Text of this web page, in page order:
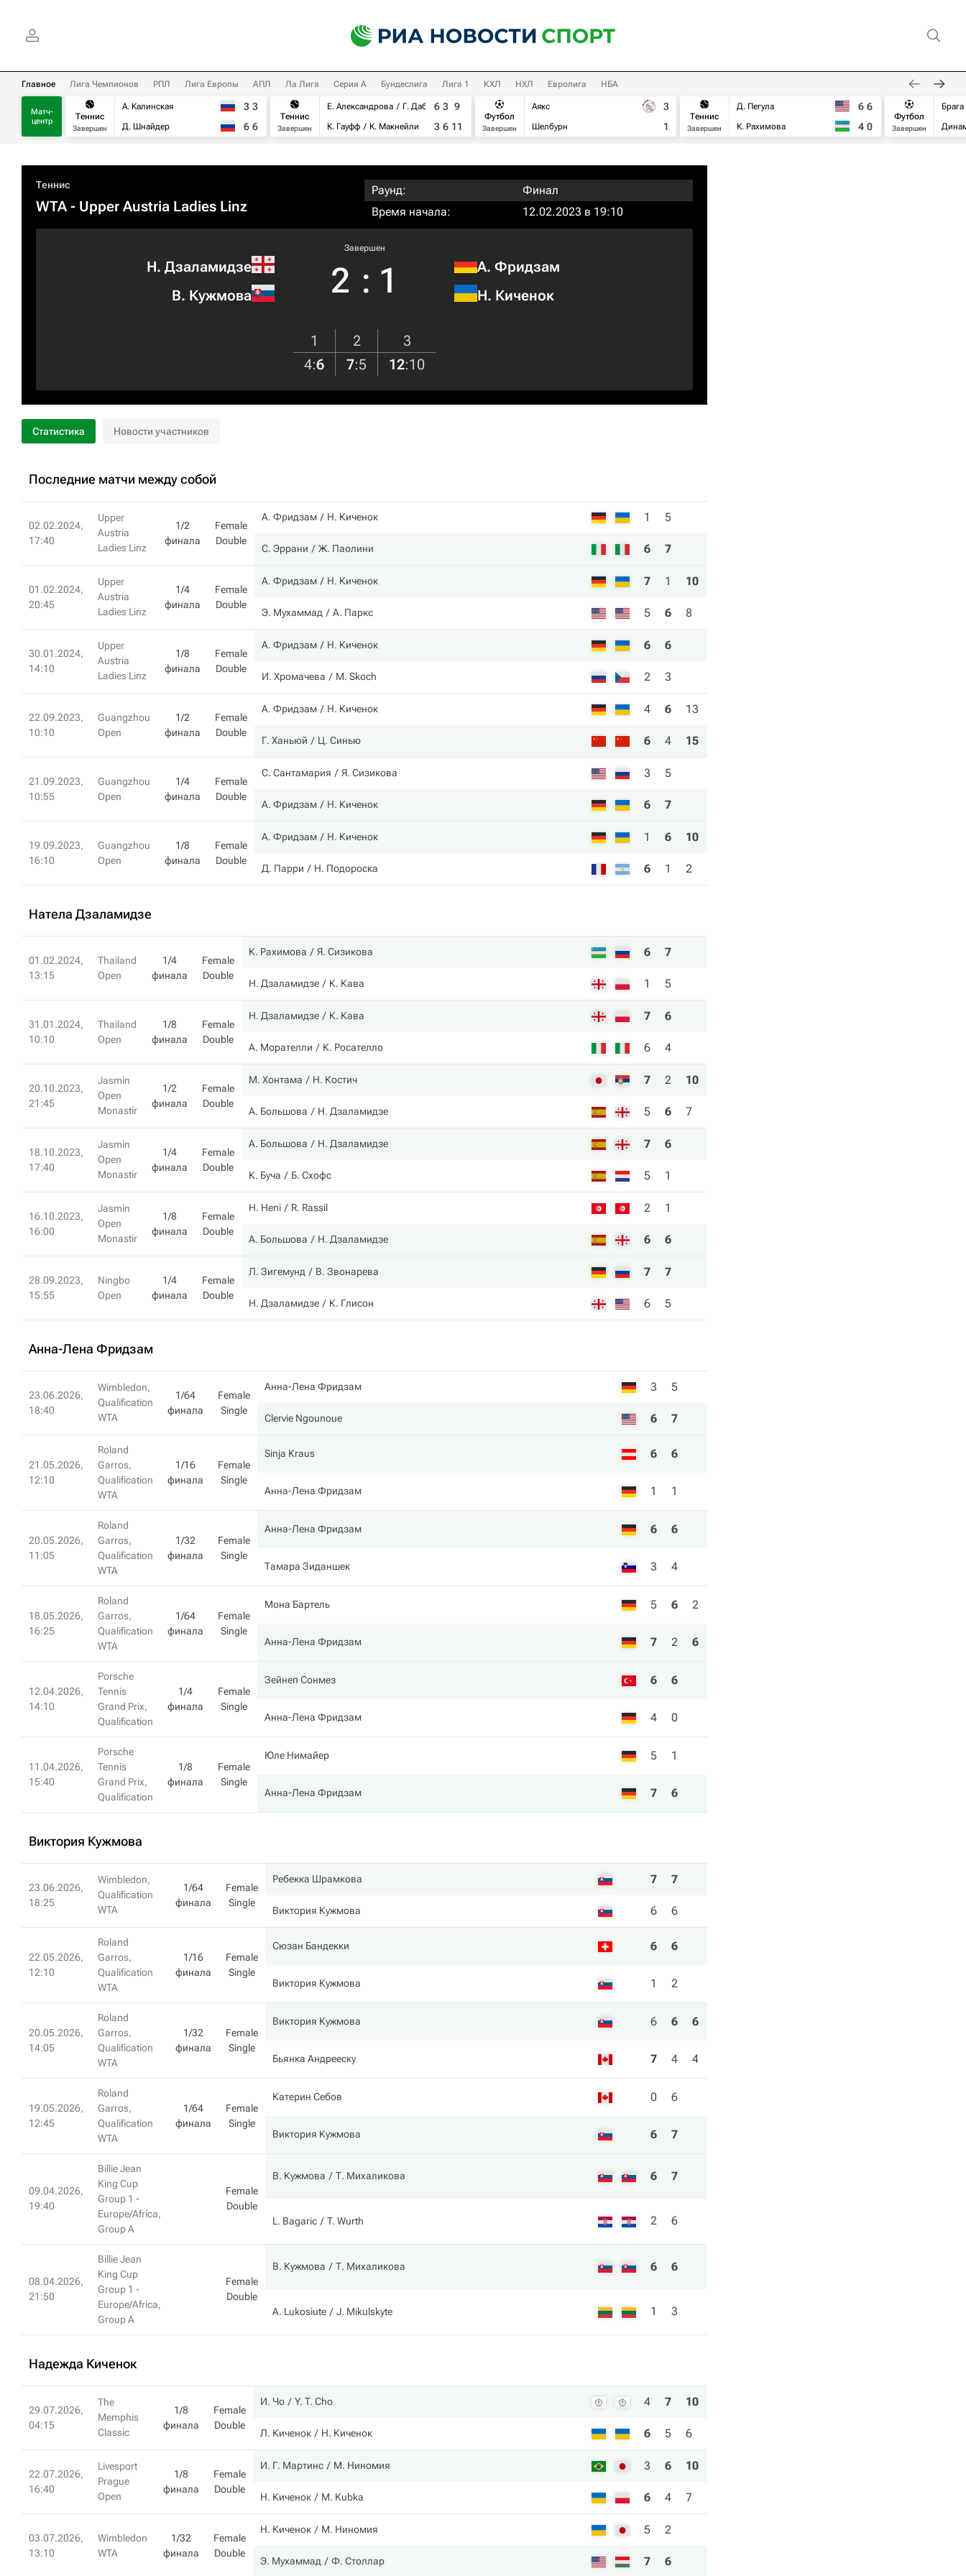
Главное Лига Чемпионов РПЛ Лига Европы АПЛ Ла Лига Серия А Бундеслига Лига 1 КХЛ НХЛ Евролига НБА
Матч-
центр
Теннис
Завершен
А. Калинская
Д. Шнайдер
3 3
6 6
Теннис
Завершен
Е. Александрова
Г. Дабровски
К. Гауфф
К. Макнейли
6 3 9
3 6 11
Футбол
Завершен
Аякс
Шелбурн
3
1
Теннис
Завершен
Д. Пегула
К. Рахимова
6 6
4 0
Футбол
Завершен
Брага
Теннис
WTA- Upper Austria Ladies Linz
Раунд:
Финал
Время начала:
12.02.2023 в 19:10
Н. Дзаламидзе
В. Кужмова
Завершен
2 : 1
А. Фридзам
Н. Киченок
1 2
3
4:6 7:5 12:10
Статистика Новости участников
Последние матчи между собой
02.02.2024,
17:40
Upper
Austria
Ladies Linz
1/2
финала
Female
Double
А. Фридзам Н. Киченок 1 5
С. Эррани Ж. Паолини 6 7
01.02.2024,
20:45
Upper
Austria
Ladies Linz
1/4
финала
Female
Double
А. Фридзам Н. Киченок 7 1 10
Э. Мухаммад А. Паркс 5 6 8
30.01.2024,
14:10
Upper
Austria
Ladies Linz
1/8
финала
Female
Double
А. Фридзам Н. Киченок 6 6
И. Хромачева M. Skoch 2 3
22.09.2023,
10:10
Guangzhou
Open
1/2
финала
Female
Double
А. Фридзам Н. Киченок 4 6 13
Г. Ханьюй Ц. Синью 6 4 15
21.09.2023,
10:55
Guangzhou
Open
1/4
финала
Female
Double
С. Сантамария Я. Сизикова 3 5
А. Фридзам Н. Киченок 6 7
19.09.2023,
16:10
Guangzhou
Open
1/8
финала
Female
Double
А. Фридзам Н. Киченок 1 6 10
Д. Парри Н. Подороска 6 1 2
Натела Дзаламидзе
01.02.2024,
13:15
Thailand
Open
1/4
финала
Female
Double
К. Рахимова Я. Сизикова 6 7
Н. Дзаламидзе К. Кава 1 5
31.01.2024,
10:10
Thailand
Open
1/8
финала
Female
Double
Н. Дзаламидзе К. Кава 7 6
А. Морателли К. Росателло 6 4
20.10.2023,
21:45
Jasmin
Open
Monastir
1/2
финала
Female
Double
М. Хонтама Н. Костич 7 2 10
А. Большова Н. Дзаламидзе 5 6 7
18.10.2023,
17:40
Jasmin
Open
Monastir
1/4
финала
Female
Double
А. Большова Н. Дзаламидзе 7 6
К. Буча Б. Схофс 5 1
16.10.2023,
16:00
Jasmin
Open
Monastir
1/8
финала
Female
Double
H. Heni R. Rassil 2 1
А. Большова Н. Дзаламидзе 6 6
28.09.2023,
15:55
Ningbo
Open
1/4
финала
Female
Double
Л. Зигемунд В. Звонарева 7 7
Н. Дзаламидзе К. Глисон 6 5
Анна-Лена Фридзам
23.06.2026,
18:40
Wimbledon,
Qualification
WTA
1/64
финала
Female
Single
Анна-Лена Фридзам 3 5
Clervie Ngounoue 6 7
21.05.2026,
12:10
Roland
Garros,
Qualification
WTA
1/16
финала
Female
Single
Sinja Kraus 6 6
Анна-Лена Фридзам 1 1
20.05.2026,
11:05
Roland
Garros,
Qualification
WTA
1/32
финала
Female
Single
Анна-Лена Фридзам 6 6
Тамара Зиданшек 3 4
18.05.2026,
16:25
Roland
Garros,
Qualification
WTA
1/64
финала
Female
Single
Мона Бартель 5 6 2
Анна-Лена Фридзам 7 2 6
12.04.2026,
14:10
Porsche
Tennis
Grand Prix,
Qualification
1/4
финала
Female
Single
Зейнеп Сонмез 6 6
Анна-Лена Фридзам 4 0
11.04.2026,
15:40
Porsche
Tennis
Grand Prix,
Qualification
1/8
финала
Female
Single
Юле Нимайер 5 1
Анна-Лена Фридзам 7 6
Виктория Кужмова
23.06.2026,
18:25
Wimbledon,
Qualification
WTA
1/64
финала
Female
Single
Ребекка Шрамкова 7 7
Виктория Кужмова 6 6
22.05.2026,
12:10
Roland
Garros,
Qualification
WTA
1/16
финала
Female
Single
Сюзан Бандекки 6 6
Виктория Кужмова 1 2
20.05.2026,
14:05
Roland
Garros,
Qualification
WTA
1/32
финала
Female
Single
Виктория Кужмова 6 6 6
Бьянка Андрееску 7 4 4
19.05.2026,
12:45
Roland
Garros,
Qualification
WTA
1/64
финала
Female
Single
Катерин Себов 0 6
Виктория Кужмова 6 7
09.04.2026,
19:40
Billie Jean
King Cup
Group 1 -
Europe/Africa,
Group A
Female
Double
В. Кужмова Т. Михаликова 6 7
L. Bagaric T. Wurth 2 6
08.04.2026,
21:50
Billie Jean
King Cup
Group 1 -
Europe/Africa,
Group A
Female
Double
В. Кужмова Т. Михаликова 6 6
A. Lukosiute J. Mikulskyte 1 3
Надежда Киченок
29.07.2026,
04:15
The
Memphis
Classic
1/8
финала
Female
Double
И. Чо Y. T. Cho 4 7 10
Л. Киченок Н. Киченок 6 5 6
22.07.2026,
16:40
Livesport
Prague
Open
1/8
финала
Female
Double
И. Г. Мартинс М. Ниномия 3 6 10
Н. Киченок M. Kubka 6 4 7
03.07.2026,
13:10
Wimbledon
WTA
1/32
финала
Female
Double
Н. Киченок М. Ниномия 5 2
Э. Мухаммад Ф. Столлар 7 6